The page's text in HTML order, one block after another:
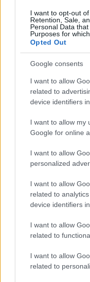
I want to opt-out
Retention, Sale,
Personal Data
Purposes for
Opted Out
Google consents
I want to allow
related to
device identifiers
I want to allow my
Google for online
I want to allow
personalized
I want to allow
related to
device identifiers
I want to allow
related to
I want to allow
related to
Guía completa
de vehículos
Conoce todo lo
Las 100
Un vistazo a las